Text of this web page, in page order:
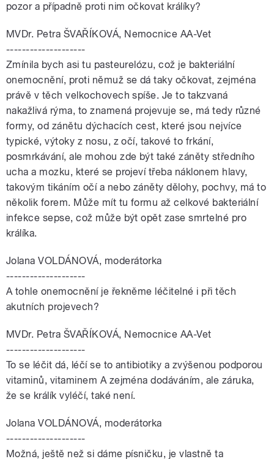
pozor a případně proti nim očkovat králíky?
MVDr. Petra ŠVAŘÍKOVÁ, Nemocnice AA-Vet
--------------------
Zmínila bych asi tu pasteurelózu, což je bakteriální
onemocnění, proti němuž se dá taky očkovat, zejména
právě v těch velkochovech spíše. Je to takzvaná
nakažlivá rýma, to znamená projevuje se, má tedy různé
formy, od zánětu dýchacích cest, které jsou nejvíce
typické, výtoky z nosu, z očí, takové to frkání,
posmrkávání, ale mohou zde být také záněty středního
ucha a mozku, které se projeví třeba náklonem hlavy,
takovým tikáním očí a nebo záněty dělohy, pochvy, má to
několik forem. Může mít tu formu až celkové bakteriální
infekce sepse, což může být opět zase smrtelné pro
králíka.
Jolana VOLDÁNOVÁ, moderátorka
--------------------
A tohle onemocnění je řekněme léčitelné i při těch
akutních projevech?
MVDr. Petra ŠVAŘÍKOVÁ, Nemocnice AA-Vet
--------------------
To se léčit dá, léčí se to antibiotiky a zvýšenou podporou
vitaminů, vitaminem A zejména dodáváním, ale záruka,
že se králík vyléčí, také není.
Jolana VOLDÁNOVÁ, moderátorka
--------------------
Možná, ještě než si dáme písničku, je vlastně ta